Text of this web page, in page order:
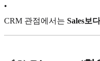
•
CRM 관점에서는 Sales보